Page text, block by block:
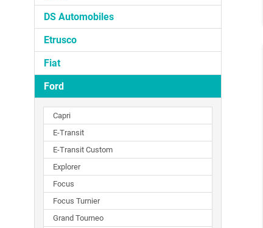
DS Automobiles
Etrusco
Fiat
Ford
Capri
E-Transit
E-Transit Custom
Explorer
Focus
Focus Turnier
Grand Tourneo